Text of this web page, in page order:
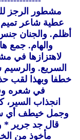
مشطور الرجز
عطية شاعر
أظلم. والجنان
والهام. جمع
لاهتزازها في
السريع.
خطفا وبهذا لقب
في شعره
انجذاب
وجمل خيطف أي
قال جد جرير *
مأخوذ من